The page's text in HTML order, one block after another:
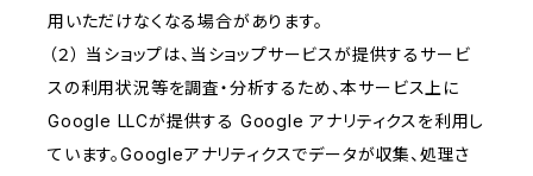
用いただけなくなる場合があります。
（２） 当ショップは、当ショップサービスが提供するサービ
スの利用状況等を調査・分析するため、本サービス上に
Google LLCが提供する Google アナリティクスを利用し
ています。Googleアナリティクスでデータが収集、処理さ